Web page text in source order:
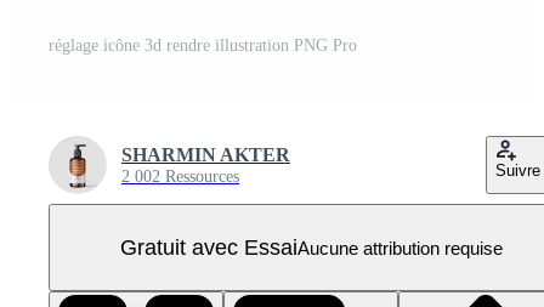
réglage icône 3d rendre illustration PNG Pro
SHARMIN AKTER
2 002 Ressources Suivre
Gratuit avec EssaiAucune attribution requise